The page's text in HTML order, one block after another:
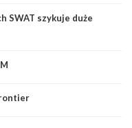
SWAT szykuje duże